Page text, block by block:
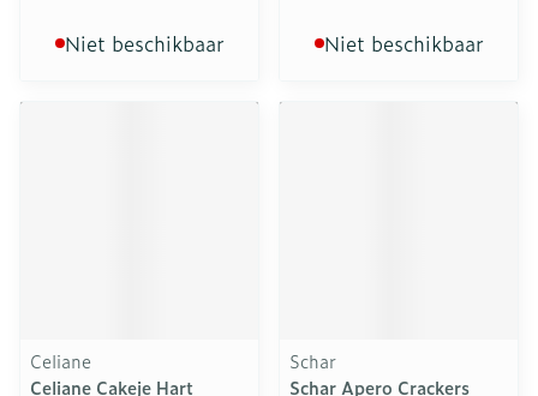
Niet beschikbaar Niet beschikbaar
Celiane
Celiane Cakeje Hart
Schar
Schar Apero Crackers